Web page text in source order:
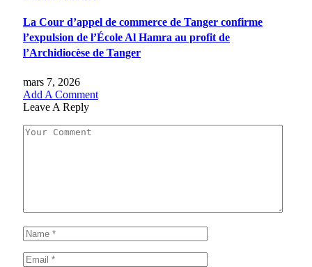
La Cour d’appel de commerce de Tanger confirme
l’expulsion de l’École Al Hamra au profit de
l’Archidiocèse de Tanger
mars 7, 2026
Add A Comment
Leave A Reply